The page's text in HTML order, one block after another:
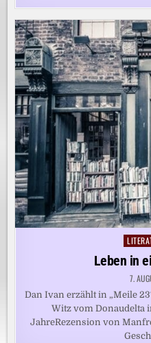
in
Leben in
7.
Dan Ivan erzählt in „Meile
Witz vom Donaudelta
JahreRezension von